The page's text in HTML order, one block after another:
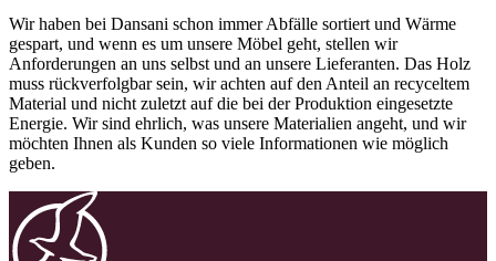
Wir haben bei Dansani schon immer Abfälle sortiert und Wärme
gespart, und wenn es um unsere Möbel geht, stellen wir
Anforderungen an uns selbst und an unsere Lieferanten. Das Holz
muss rückverfolgbar sein, wir achten auf den Anteil an recyceltem
Material und nicht zuletzt auf die bei der Produktion eingesetzte
Energie. Wir sind ehrlich, was unsere Materialien angeht, und wir
möchten Ihnen als Kunden so viele Informationen wie möglich
geben.